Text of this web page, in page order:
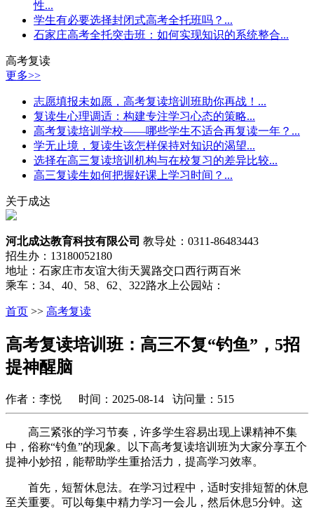
性...
学生有必要选择封闭式高考全托班吗？...
石家庄高考全托突击班：如何实现知识的系统整合...
高考复读
更多>>
志愿填报未如愿，高考复读培训班助你再战！...
复读生心理调适：构建专注学习心态的策略...
高考复读培训学校——哪些学生不适合再复读一年？...
学无止境，复读生该怎样保持对知识的渴望...
选择在高三复读培训机构与在校复习的差异比较...
高三复读生如何把握好课上学习时间？...
关于成达
河北成达教育科技有限公司 教导处：0311-86483443
招生办：13180052180
地址：石家庄市友谊大街天翼路交口西行两百米
乘车：34、40、58、62、322路水上公园站：
首页 >> 高考复读
高考复读培训班：高三不复“钓鱼”，5招
提神醒脑
作者：李悦 时间：2025-08-14 访问量：515
高三紧张的学习节奏，许多学生容易出现上课精神不集
中，俗称“钓鱼”的现象。以下高考复读培训班为大家分享五个
提神小妙招，能帮助学生重拾活力，提高学习效率。
首先，短暂休息法。在学习过程中，适时安排短暂的休息
至关重要。可以每集中精力学习一会儿，然后休息5分钟。这